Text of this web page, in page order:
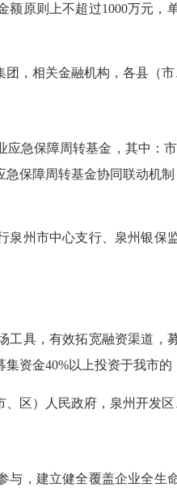
原则上不超过1000万元
相关金融机构，各县（市
保障周转基金，其中：
保障周转基金协同联动机
市中心支行、泉州银保
具，有效拓宽融资渠道，
资金40%以上投资于我市
区）人民政府，泉州开发区
，建立健全覆盖企业全生